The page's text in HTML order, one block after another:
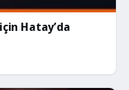
Hatay’da